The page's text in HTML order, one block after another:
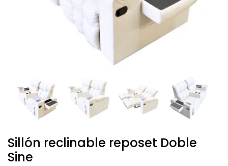
Sillón reclinable reposet Doble
Sine